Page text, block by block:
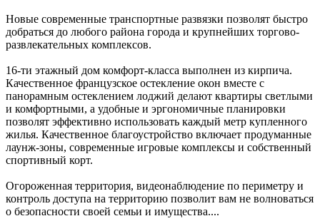
Новые современные транспортные развязки позволят быстро
добраться до любого района города и крупнейших торгово-
развлекательных комплексов.
16-ти этажный дом комфорт-класса выполнен из кирпича.
Качественное французское остекление окон вместе с
панорамным остеклением лоджий делают квартиры светлыми
и комфортными, а удобные и эргономичные планировки
позволят эффективно использовать каждый метр купленного
жилья. Качественное благоустройство включает продуманные
лаунж-зоны, современные игровые комплексы и собственный
спортивный корт.
Огороженная территория, видеонаблюдение по периметру и
контроль доступа на территорию позволит вам не волноваться
о безопасности своей семьи и имущества....